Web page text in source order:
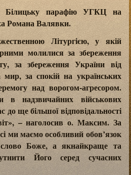
Білицьку парафію УГКЦ на
Романа Валявки.
Літургією, у якій
молилися за збереження
за збереження України від
мир, за спокій на українських
над ворогом-агресором.
в надзвичайних військових
до ще більшої відповідальності
– наголосив о. Максим. За
ми маємо особливий обов’язок
Боже, а якнайкраще та
Його серед сучасних